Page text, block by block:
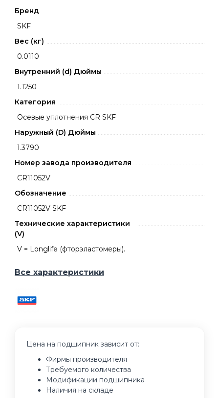
Бренд
SKF
Вес (кг)
0.0110
Внутренний (d) Дюймы
1.1250
Категория
Осевые уплотнения CR SKF
Наружный (D) Дюймы
1.3790
Номер завода производителя
CR11052V
Обозначение
CR11052V SKF
Технические характеристики
(V)
V = Longlife (фторэластомеры).
Все характеристики
Цена на подшипник зависит от:
Фирмы производителя
Требуемого количества
Модификации подшипника
Наличия на складе